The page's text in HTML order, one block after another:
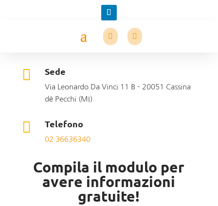
 Sede
Via Leonardo Da Vinci 11 B – 20051 Cassina
dè Pecchi (MI)
 Telefono
02 36636340
Compila il modulo per
avere informazioni
gratuite!